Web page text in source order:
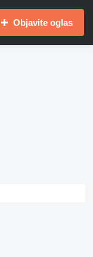
Objavite oglas